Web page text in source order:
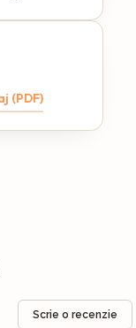
(PDF)
Scrie o recenzie